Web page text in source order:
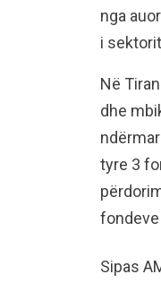
nga
i
Në
dhe
tyre 3
Sipas